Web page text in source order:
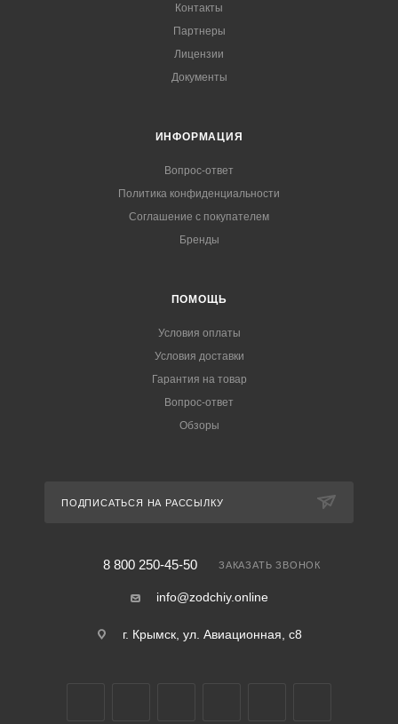
Контакты
Партнеры
Лицензии
Документы
ИНФОРМАЦИЯ
Вопрос-ответ
Политика конфиденциальности
Соглашение с покупателем
Бренды
ПОМОЩЬ
Условия оплаты
Условия доставки
Гарантия на товар
Вопрос-ответ
Обзоры
ПОДПИСАТЬСЯ НА РАССЫЛКУ
8 800 250-45-50 ЗАКАЗАТЬ ЗВОНОК
info@zodchiy.online
г. Крымск, ул. Авиационная, с8